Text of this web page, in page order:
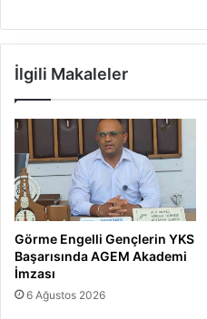
İlgili Makaleler
Görme Engelli Gençlerin YKS
Başarısında AGEM Akademi
İmzası
6 Ağustos 2026